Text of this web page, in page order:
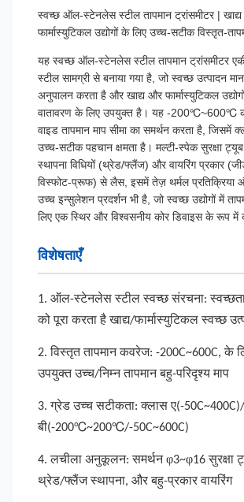
स्वच्छ ऑल-स्टेनलेस स्टील तापमान ट्रांसमीटर |
फार्मास्युटिकल उद्योगों के लिए उच्च-सटीक विस्तृत-
यह स्वच्छ ऑल-स्टेनलेस स्टील तापमान ट्रांसमीटर
स्टील सामग्री से बनाया गया है, जो स्वच्छ उत्पादन
अनुपालन करता है और खाद्य और फार्मास्युटिकल
वातावरण के लिए उपयुक्त है। यह -200℃~600℃
वाइड तापमान माप सीमा का समर्थन करता है, जिसमें
उच्च-सटीक पहचान क्षमता है। मल्टी-स्पेक सुरक्षा
स्थापना विधियों (थ्रेड/फ्लैंज) और वायरिंग प्रकार
विस्फोट-प्रूफ) से लैस, इसमें तेज़ थर्मल
उच्च इन्सुलेशन प्रदर्शन भी है, जो स्वच्छ उद्योगों में
लिए एक स्थिर और विश्वसनीय कोर डिवाइस के रूप में
विशेषताएँ
1. ऑल-स्टेनलेस स्टील स्वच्छ संरचना:
को पूरा करता है खाद्य/फार्मास्युटिकल स्वच्छ
2. विस्तृत तापमान कवरेज: -200C~600C, के
उपयुक्त उच्च/निम्न तापमान बहु-परिदृश्य माप
3. ग्रेड उच्च सटीकता: क्लास ए(-
बी(-200℃~200℃/-50C~600C)
4. लचीला अनुकूलन: समर्थनφ3~φ16 सुरक्षा
थ्रेड/फ्लैंज स्थापना, और बहु-प्रकार वायरिंग